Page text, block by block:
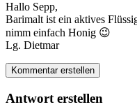
Hallo Sepp,
Barimalt ist ein aktives
nimm einfach Honig 😉
Lg. Dietmar
Kommentar erstellen
Antwort erstellen